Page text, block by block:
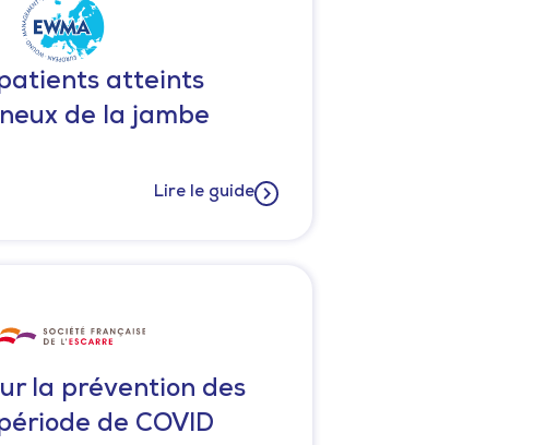
atteints
de la jambe
Lire le guide
la prévention des
de COVID